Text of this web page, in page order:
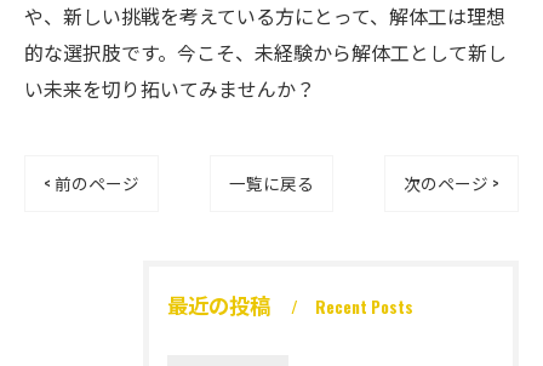
や、新しい挑戦を考えている方にとって、解体工は理想
的な選択肢です。今こそ、未経験から解体工として新し
い未来を切り拓いてみませんか？
< 前のページ 一覧に戻る 次のページ >
最近の投稿 Recent Posts